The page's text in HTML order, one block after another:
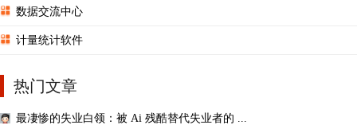
数据交流中心
计量统计软件
热门文章
最凄惨的失业白领：被 Ai 残酷替代失业者的 ...